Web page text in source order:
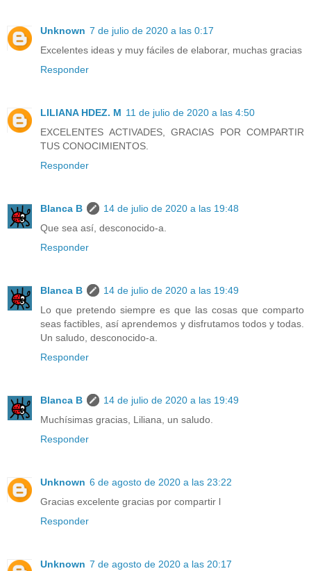
Unknown 7 de julio de 2020 a las 0:17
Excelentes ideas y muy fáciles de elaborar, muchas gracias
Responder
LILIANA HDEZ. M 11 de julio de 2020 a las 4:50
EXCELENTES ACTIVADES, GRACIAS POR COMPARTIR
TUS CONOCIMIENTOS.
Responder
Blanca B
14 de julio de 2020 a las 19:48
Que sea así, desconocido-a.
Responder
Blanca B
14 de julio de 2020 a las 19:49
Lo que pretendo siempre es que las cosas que comparto
seas factibles, así aprendemos y disfrutamos todos y todas.
Un saludo, desconocido-a.
Responder
Blanca B
14 de julio de 2020 a las 19:49
Muchísimas gracias, Liliana, un saludo.
Responder
Unknown 6 de agosto de 2020 a las 23:22
Gracias excelente gracias por compartir l
Responder
Unknown 7 de agosto de 2020 a las 20:17